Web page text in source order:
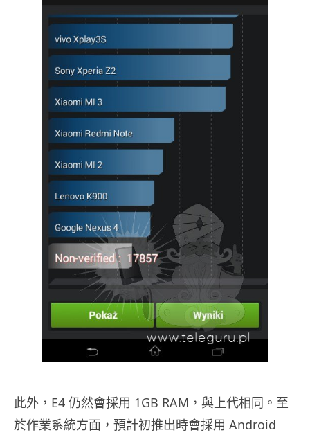
此外，E4 仍然會採用 1GB RAM，與上代相同。至
於作業系統方面，預計初推出時會採用 Android